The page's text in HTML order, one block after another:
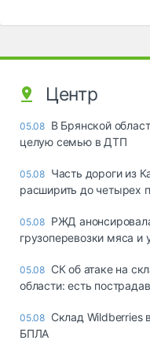
Центр
05.08 В Брянской
целую семью в ДТП
05.08 Часть дороги из
расширить до четырех
05.08 РЖД
грузоперевозки мяса и
05.08 СК об атаке на
области: есть
05.08 Склад Wildberries
БПЛА